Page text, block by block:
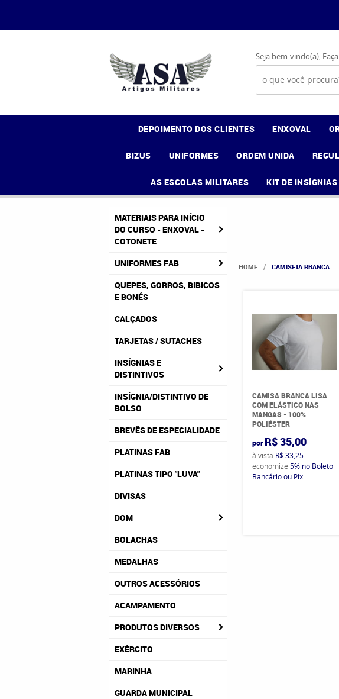
Seja bem-vindo(a),
DEPOIMENTO DOS CLIENTES ENXOVAL
BIZUS UNIFORMES ORDEM UNIDA
AS ESCOLAS MILITARES KIT DE INSÍGNIAS
MATERIAIS PARA INÍCIO
DO CURSO - ENXOVAL -
COTONETE
UNIFORMES FAB
QUEPES, GORROS, BIBICOS
E BONÉS
CALÇADOS
TARJETAS / SUTACHES
INSÍGNIAS E
DISTINTIVOS
INSÍGNIA/DISTINTIVO DE
BOLSO
BREVÊS DE ESPECIALIDADE
PLATINAS FAB
PLATINAS TIPO "LUVA"
DIVISAS
DOM
BOLACHAS
MEDALHAS
OUTROS ACESSÓRIOS
ACAMPAMENTO
PRODUTOS DIVERSOS
EXÉRCITO
MARINHA
GUARDA MUNICIPAL
HOME CAMISETA BRANCA
CAMISA BRANCA LISA
COM ELÁSTICO NAS
MANGAS - 100%
POLIÉSTER
por R$ 35,00
à vista R$ 33,25
economize 5% no Boleto
Bancário ou Pix